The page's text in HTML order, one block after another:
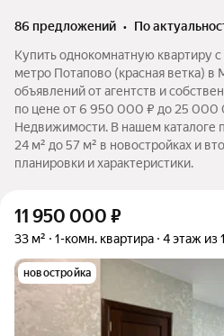
86 предложений •
по
Купить однокомнатную квартиру
метро Потапово (красная ветка)
объявлений от агентств и
по цене от 6 950 000 ₽ до 25 000
Недвижимости. В нашем каталоге
24 м² до 57 м² в новостройках и
планировки и характеристики.
11 950 000 ₽
33 м² 1-комн. квартира 4 этаж из
новостройка